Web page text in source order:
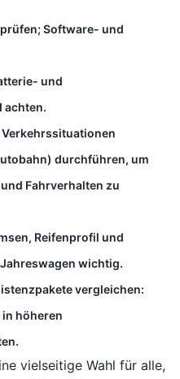
Software- und
und
achten.
durchführen, um
Fahrverhalten zu
Reifenprofil und
wichtig.
vergleichen:
höheren
vielseitige Wahl für alle,